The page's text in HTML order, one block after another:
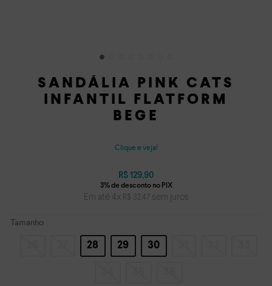
SANDÁLIA PINK CATS
INFANTIL FLATFORM
BEGE
Clique e veja!
R$ 129,90
Em até 4x R$ 32,47 sem juros
Tamanho
28 29 30